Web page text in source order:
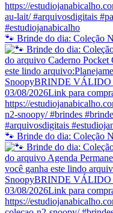
🐾 Brinde do dia: Coleção
🐾 Brinde do dia: Coleção